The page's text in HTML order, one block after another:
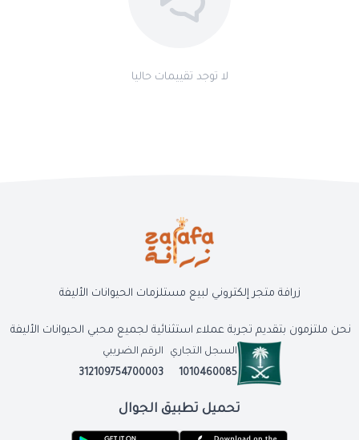
لا توجد تقييمات حاليا
زرافة متجر إلكتروني لبيع مستلزمات الحيوانات الأليفة
نحن ملتزمون بتقديم تجربة عملاء استثنائية لجميع محبي الحيوانات الأليفة
السجل التجاري
1010460085
الرقم الضريبي
312109754700003
تحميل تطبيق الجوال